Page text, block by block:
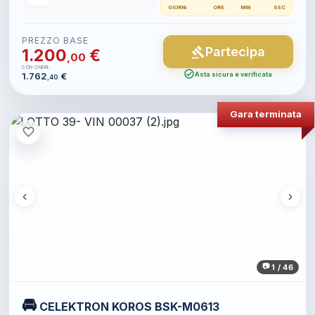
GIORNI ORE MIN SEC
PREZZO BASE
1.200,00 €
CON ONERI:
1.762 ,40 €
gavel Partecipa
check_circleAsta sicura e verificata
1 / 46
Gara terminata
favorite_border
🚘 CELEKTRON KOROS BSK-M0613